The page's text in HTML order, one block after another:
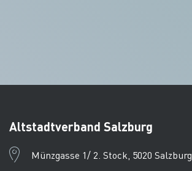
Altstadtverband Salzburg
Münzgasse 1/ 2. Stock, 5020 Salzburg